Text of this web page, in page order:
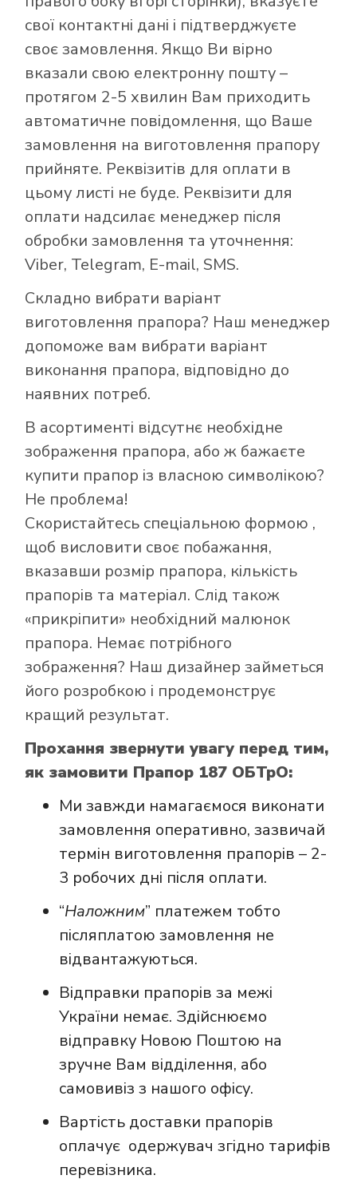
свої контактні дані і підтверджуєте
своє замовлення. Якщо Ви вірно
вказали свою електронну пошту –
протягом 2-5 хвилин Вам приходить
автоматичне повідомлення, що Ваше
замовлення на виготовлення прапору
прийняте. Реквізитів для оплати в
цьому листі не буде. Реквізити для
оплати надсилає менеджер після
обробки замовлення та уточнення:
Viber, Telegram, E-mail, SMS.
Складно вибрати варіант
виготовлення прапора? Наш менеджер
допоможе вам вибрати варіант
виконання прапора, відповідно до
наявних потреб.
В асортименті відсутнє необхідне
зображення прапора, або ж бажаєте
купити прапор із власною символікою?
Не проблема!
Скористайтесь спеціальною формою ,
щоб висловити своє побажання,
вказавши розмір прапора, кількість
прапорів та матеріал. Слід також
«прикріпити» необхідний малюнок
прапора. Немає потрібного
зображення? Наш дизайнер займеться
його розробкою і продемонструє
кращий результат.
Прохання звернути увагу перед тим,
як замовити Прапор 187 ОБТрО:
Ми завжди намагаємося виконати
замовлення оперативно, зазвичай
термін виготовлення прапорів – 2-
3 робочих дні після оплати.
“Наложним” платежем тобто
післяплатою замовлення не
відвантажуються.
Відправки прапорів за межі
України немає. Здійснюємо
відправку Новою Поштою на
зручне Вам відділення, або
самовивіз з нашого офісу.
Вартість доставки прапорів
оплачує одержувач згідно тарифів
перевізника.
Як купити прапор
в інтернет-
магазині Лакор: